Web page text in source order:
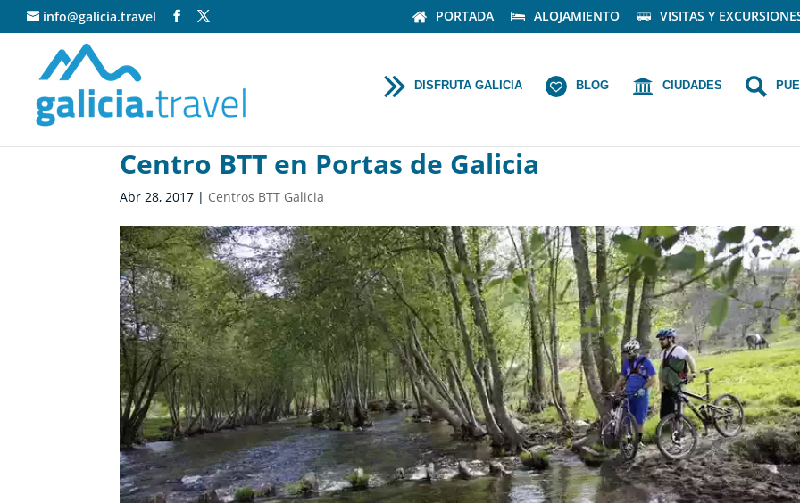
info@galicia.travel PORTADA ALOJAMIENTO VISITAS Y
DISFRUTA GALICIA BLOG CIUDADES
Centro BTT en Portas de Galicia
Abr 28, 2017 | Centros BTT Galicia